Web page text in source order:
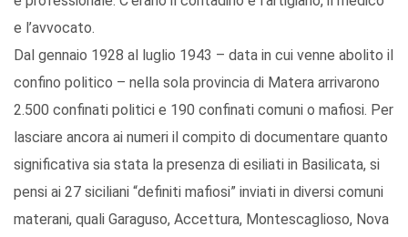
e l’avvocato.
Dal gennaio 1928 al luglio 1943 – data in cui venne abolito il
confino politico – nella sola provincia di Matera arrivarono
2.500 confinati politici e 190 confinati comuni o mafiosi. Per
lasciare ancora ai numeri il compito di documentare quanto
significativa sia stata la presenza di esiliati in Basilicata, si
pensi ai 27 siciliani “definiti mafiosi” inviati in diversi comuni
materani, quali Garaguso, Accettura, Montescaglioso, Nova